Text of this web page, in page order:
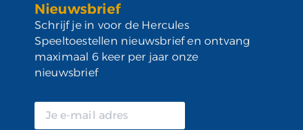
Nieuwsbrief
Schrijf je in voor de Hercules
Speeltoestellen nieuwsbrief en ontvang
maximaal 6 keer per jaar onze
nieuwsbrief